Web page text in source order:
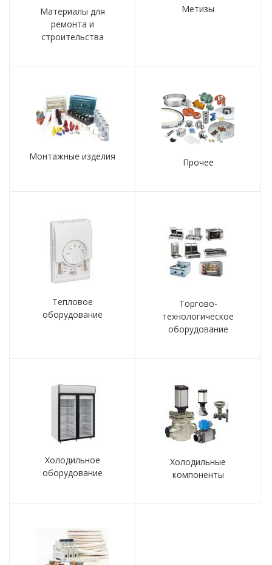
Материалы для
ремонта и
строительства
Метизы
Монтажные изделия
Прочее
Тепловое
оборудование
Торгово-
технологическое
оборудование
Холодильное
оборудование
Холодильные
компоненты